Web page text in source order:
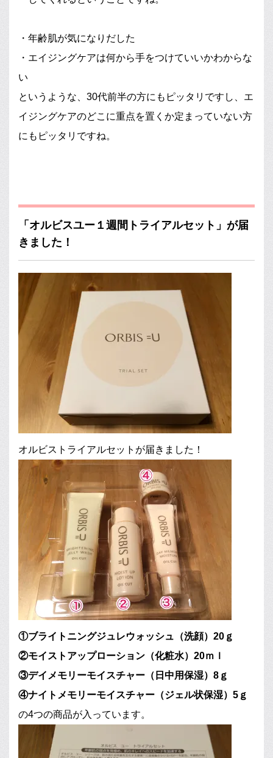
・年齢肌が気になりだした
・エイジングケアは何から手をつけていいかわからな
い
というような、30代前半の方にもピッタリですし、エ
イジングケアのどこに重点を置くか定まっていない方
にもピッタリですね。
「オルビスユー１週間トライアルセット」が届
きました！
オルビストライアルセットが届きました！
①ブライトニングジュレウォッシュ（洗顔）20ｇ
②モイストアップローション（化粧水）20ｍｌ
③デイメモリーモイスチャー（日中用保湿）8ｇ
④ナイトメモリーモイスチャー（ジェル状保湿）5ｇ
の4つの商品が入っています。